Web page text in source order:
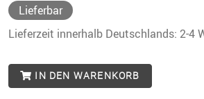
Lieferbar
Lieferzeit innerhalb Deutschlands: 2-4
IN DEN WARENKORB